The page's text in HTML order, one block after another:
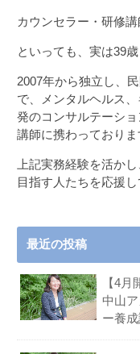
カウンセラー・研修
といっても、実は39
2007年から独立し、
で、メンタルヘルス
発のコンサルテーシ
講師に携わっておりま
上記実務経験を活か
目指す人たちを応援し
最近の投稿
【4
中山
ー養